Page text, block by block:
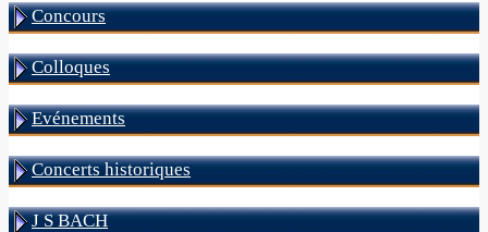
Concours
Colloques
Evénements
Concerts historiques
J S BACH